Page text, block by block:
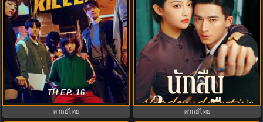
ดูซีรี่ย์ A Shop for Killers 2 ร้านลับ
นักฆ่า ซีซัน 2 (2026) ซับไทย-พากย์
ไทย
TH EP. 16
พากย์ไทย
Shadow Detective นักสืบในเงามืด
(2025) พากย์ไทย ซับไทย EP.1-24
พากย์ไทย